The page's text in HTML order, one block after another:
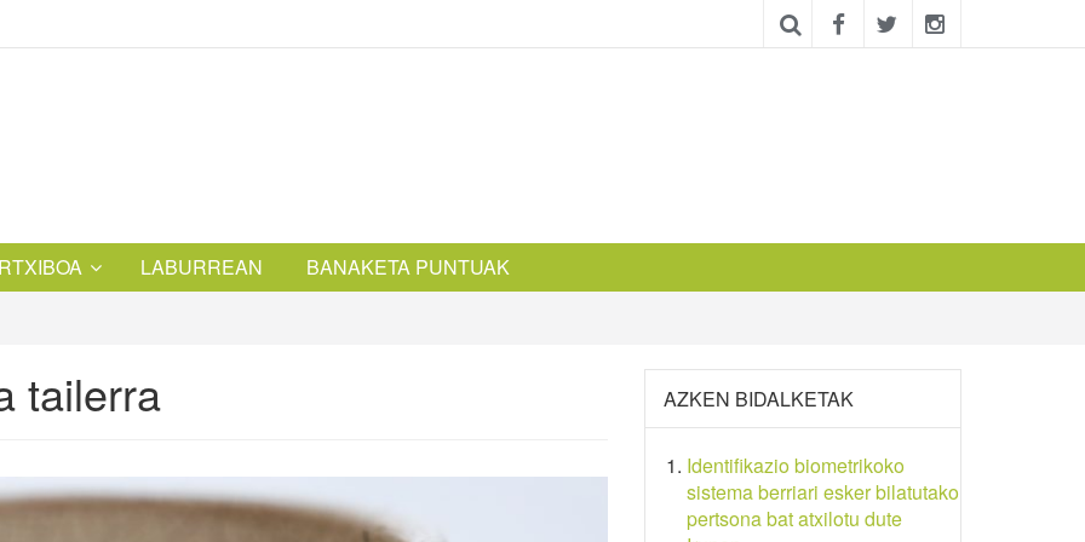
LABURREAN BANAKETA PUNTUAK
tailerra AZKEN BIDALKETAK
Identifikazio biometrikoko
sistema berriari esker bilatutako
pertsona bat atxilotu dute